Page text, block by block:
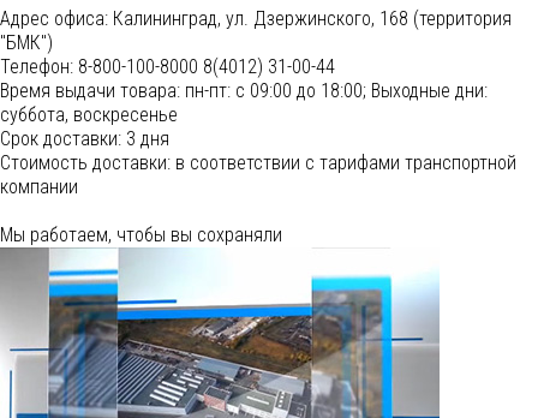
Адрес офиса: Калининград, ул. Дзержинского, 168 (территория
"БМК")
Телефон: 8-800-100-8000 8(4012) 31-00-44
Время выдачи товара: пн-пт: с 09:00 до 18:00; Выходные дни:
суббота, воскресенье
Срок доставки: 3 дня
Cтоимость доставки: в соответствии с тарифами транспортной
компании
Мы работаем, чтобы вы сохраняли